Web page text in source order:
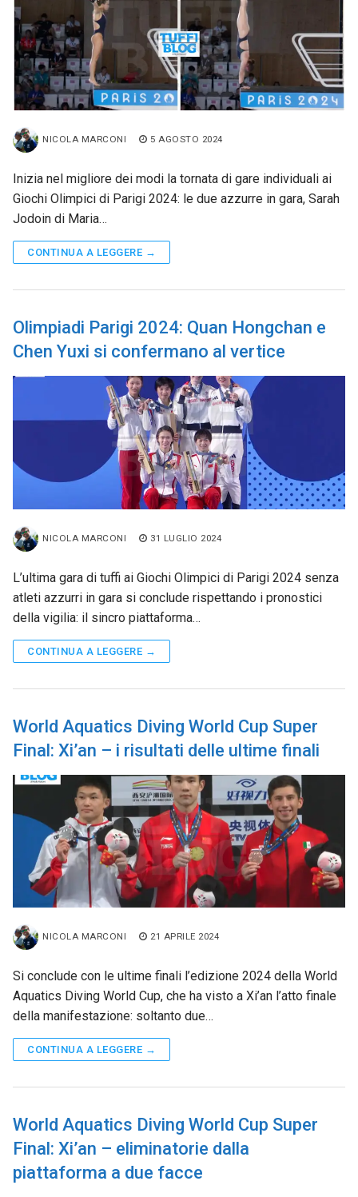
NICOLA MARCONI 5 AGOSTO 2024
Inizia nel migliore dei modi la tornata di gare individuali ai
Giochi Olimpici di Parigi 2024: le due azzurre in gara, Sarah
Jodoin di Maria…
CONTINUA A LEGGERE →
Olimpiadi Parigi 2024: Quan Hongchan e
Chen Yuxi si confermano al vertice
NICOLA MARCONI 31 LUGLIO 2024
L’ultima gara di tuffi ai Giochi Olimpici di Parigi 2024 senza
atleti azzurri in gara si conclude rispettando i pronostici
della vigilia: il sincro piattaforma…
CONTINUA A LEGGERE →
World Aquatics Diving World Cup Super
Final: Xi’an – i risultati delle ultime finali
NICOLA MARCONI 21 APRILE 2024
Si conclude con le ultime finali l’edizione 2024 della World
Aquatics Diving World Cup, che ha visto a Xi’an l’atto finale
della manifestazione: soltanto due…
CONTINUA A LEGGERE →
World Aquatics Diving World Cup Super
Final: Xi’an – eliminatorie dalla
piattaforma a due facce